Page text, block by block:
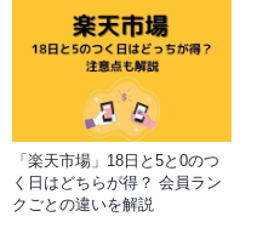
「楽天市場」18日と5と0のつ
く日はどちらが得？ 会員ラン
クごとの違いを解説